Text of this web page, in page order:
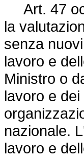
Art. 47
la
senza
lavoro e
Ministro o
lavoro e
nazionale.
lavoro e